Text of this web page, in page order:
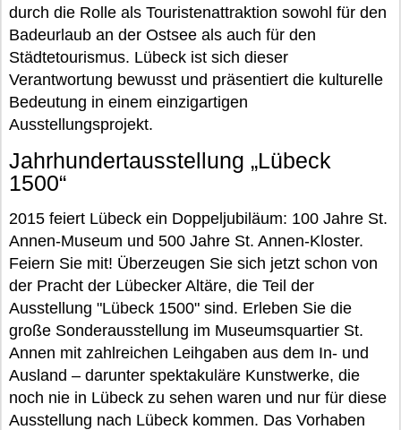
durch die Rolle als Touristenattraktion sowohl für den
Badeurlaub an der Ostsee als auch für den
Städtetourismus. Lübeck ist sich dieser
Verantwortung bewusst und präsentiert die kulturelle
Bedeutung in einem einzigartigen
Ausstellungsprojekt.
Jahrhundertausstellung „Lübeck
1500“
2015 feiert Lübeck ein Doppeljubiläum: 100 Jahre St.
Annen-Museum und 500 Jahre St. Annen-Kloster.
Feiern Sie mit! Überzeugen Sie sich jetzt schon von
der Pracht der Lübecker Altäre, die Teil der
Ausstellung "Lübeck 1500" sind. Erleben Sie die
große Sonderausstellung im Museumsquartier St.
Annen mit zahlreichen Leihgaben aus dem In- und
Ausland – darunter spektakuläre Kunstwerke, die
noch nie in Lübeck zu sehen waren und nur für diese
Ausstellung nach Lübeck kommen. Das Vorhaben